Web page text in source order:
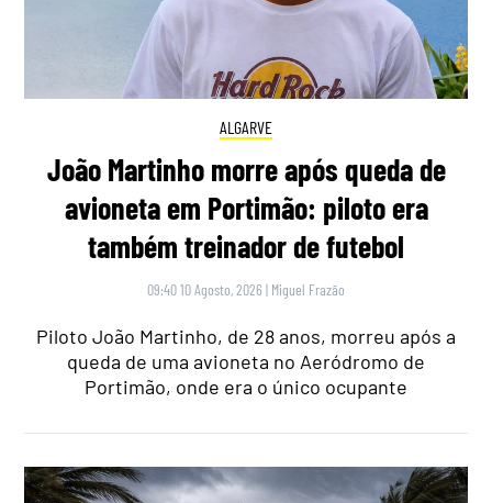
ALGARVE
João Martinho morre após queda de
avioneta em Portimão: piloto era
também treinador de futebol
09:40 10 Agosto, 2026 | Miguel Frazão
Piloto João Martinho, de 28 anos, morreu após a
queda de uma avioneta no Aeródromo de
Portimão, onde era o único ocupante